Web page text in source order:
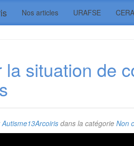
Nos articles URAFSE CERA
la situation de
Autisme13Arcoiris dans la catégorie Non